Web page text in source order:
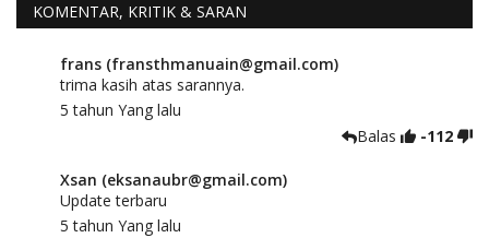
KOMENTAR, KRITIK & SARAN
frans (fransthmanuain@gmail.com)
trima kasih atas sarannya.
5 tahun Yang lalu
Balas
-112
Xsan (eksanaubr@gmail.com)
Update terbaru
5 tahun Yang lalu